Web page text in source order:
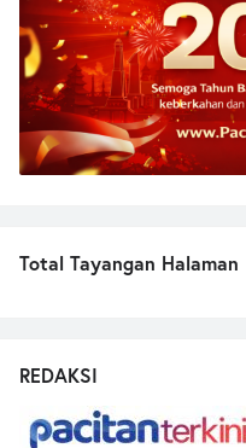
Total Tayangan Halaman
REDAKSI